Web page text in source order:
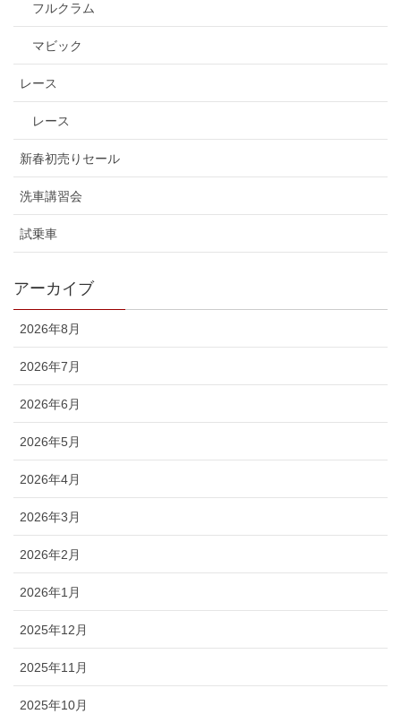
フルクラム
マビック
レース
レース
新春初売りセール
洗車講習会
試乗車
アーカイブ
2026年8月
2026年7月
2026年6月
2026年5月
2026年4月
2026年3月
2026年2月
2026年1月
2025年12月
2025年11月
2025年10月